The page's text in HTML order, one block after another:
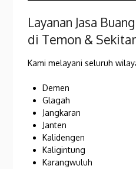
Layanan Jasa
di Temon &
Kami melayani seluruh
Demen
Glagah
Jangkaran
Janten
Kalidengen
Kaligintung
Karangwuluh